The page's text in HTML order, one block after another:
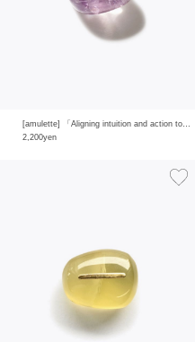
[amulette] 「Aligning intuition and action to clear away confusion」ametrine
2,200yen